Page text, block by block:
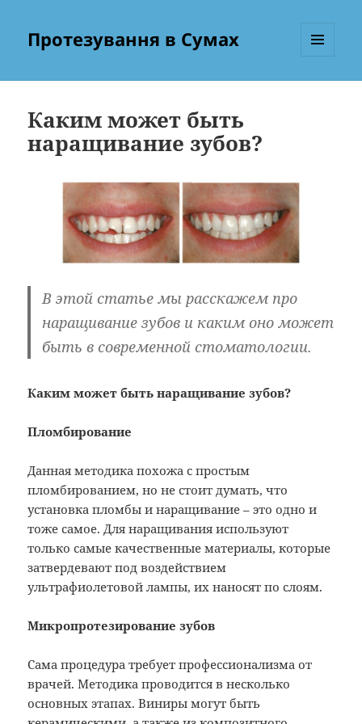
Протезування в Сумах
Каким может быть
наращивание зубов?
В этой статье мы расскажем про
наращивание зубов и каким оно может
быть в современной стоматологии.
Каким может быть наращивание зубов?
Пломбирование
Данная методика похожа с простым
пломбированием, но не стоит думать, что
установка пломбы и наращивание – это одно и
тоже самое. Для наращивания используют
только самые качественные материалы, которые
затвердевают под воздействием
ультрафиолетовой лампы, их наносят по слоям.
Микропротезирование зубов
Сама процедура требует профессионализма от
врачей. Методика проводится в несколько
основных этапах. Виниры могут быть